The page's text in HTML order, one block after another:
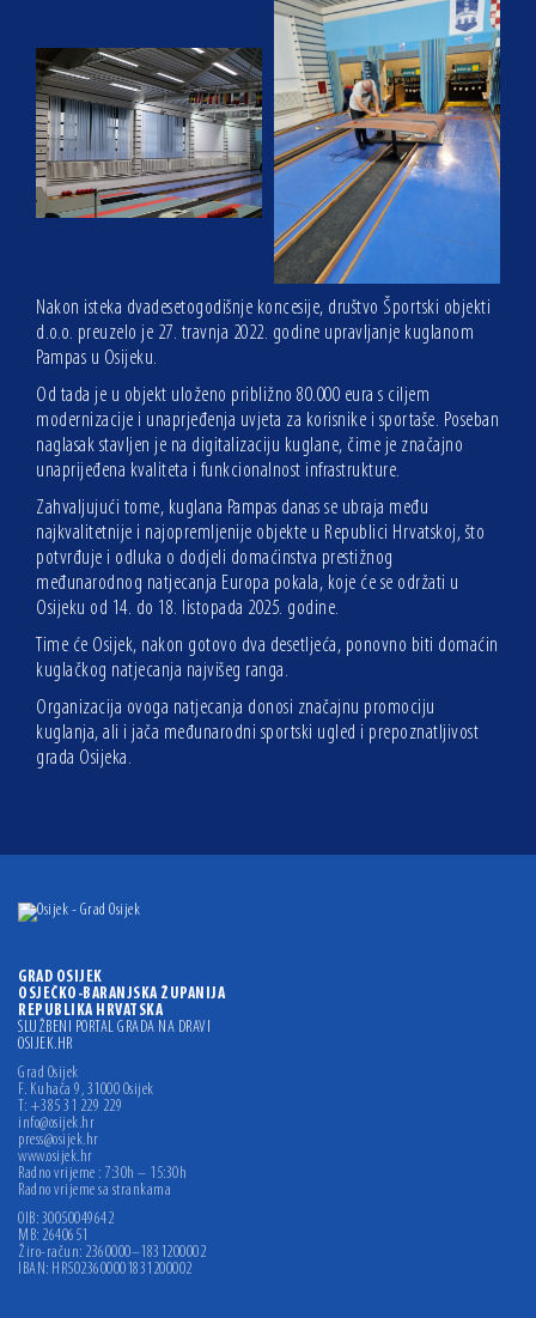
Nakon isteka dvadesetogodišnje koncesije, društvo Športski objekti
d.o.o. preuzelo je 27. travnja 2022. godine upravljanje kuglanom
Pampas u Osijeku.
Od tada je u objekt uloženo približno 80.000 eura s ciljem
modernizacije i unaprjeđenja uvjeta za korisnike i sportaše. Poseban
naglasak stavljen je na digitalizaciju kuglane, čime je značajno
unaprijeđena kvaliteta i funkcionalnost infrastrukture.
Zahvaljujući tome, kuglana Pampas danas se ubraja među
najkvalitetnije i najopremljenije objekte u Republici Hrvatskoj, što
potvrđuje i odluka o dodjeli domaćinstva prestižnog
međunarodnog natjecanja Europa pokala, koje će se održati u
Osijeku od 14. do 18. listopada 2025. godine.
Time će Osijek, nakon gotovo dva desetljeća, ponovno biti domaćin
kuglačkog natjecanja najvišeg ranga.
Organizacija ovoga natjecanja donosi značajnu promociju
kuglanja, ali i jača međunarodni sportski ugled i prepoznatljivost
grada Osijeka.
GRAD OSIJEK
OSJEČKO-BARANJSKA ŽUPANIJA
REPUBLIKA HRVATSKA
SLUŽBENI PORTAL GRADA NA DRAVI
OSIJEK.HR
Grad Osijek
F. Kuhača 9, 31000 Osijek
T: +385 31 229 229
info@osijek.hr
press@osijek.hr
www.osijek.hr
Radno vrijeme : 7:30h – 15:30h
Radno vrijeme sa strankama
OIB: 30050049642
MB: 2640651
Žiro-račun: 2360000–1831200002
IBAN: HR5023600001831200002